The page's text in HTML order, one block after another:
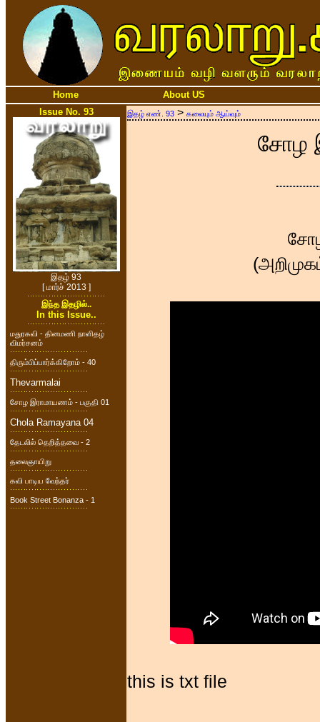
Home
About US
Issue No. 93
இதழ் 93
[ மார்ச் 2013 ]
இந்த இதழில்..
In this Issue..
மதுரகவி - தினமணி நாளிதழ்
விமர்சனம்
திரும்பிப்பார்க்கிறோம் - 40
Thevarmalai
சோழ இராமாயணம் - பகுதி 01
Chola Ramayana 04
தேடலில் தெறித்தவை - 2
தலைஞாயிறு
கவி பாடிய வேந்தர்
Book Street Bonanza - 1
இதழ் எண். 93 > கலையும் ஆய்வும்
சோழ
this is txt file